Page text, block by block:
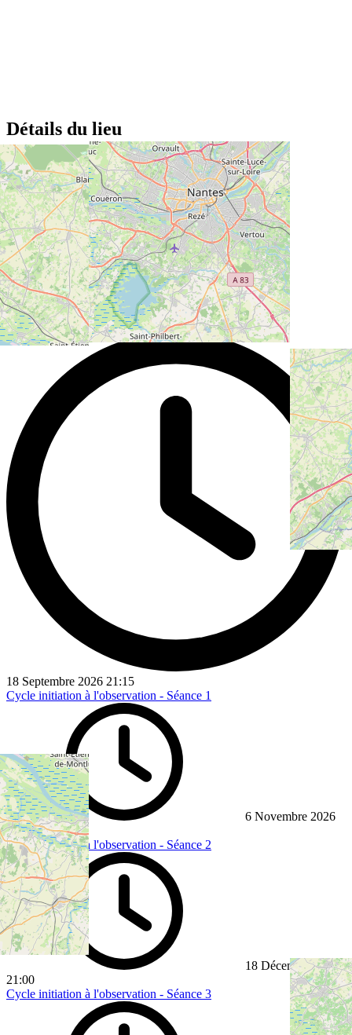
Détails du lieu
Rue
Bd Jean Moulin 2
Ville
44100 Nantes
Pays
France
A venir
Isaac Newton et les 'Principia'
18 Septembre 2026 21:15
Cycle initiation à l'observation - Séance 1
6 Novembre 2026
21:00
Cycle initiation à l'observation - Séance 2
18 Décembre 2026
21:00
Cycle initiation à l'observation - Séance 3